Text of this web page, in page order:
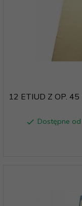
12 ETIUD Z OP. 45
Dostępne